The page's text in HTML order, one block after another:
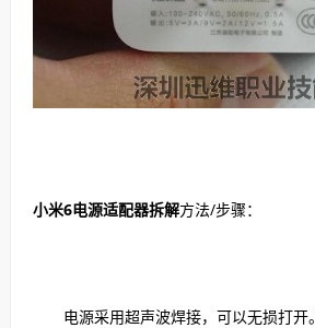
小米6电源适配器拆解方法/步骤：
电源采用超声波焊接，可以无损打开。